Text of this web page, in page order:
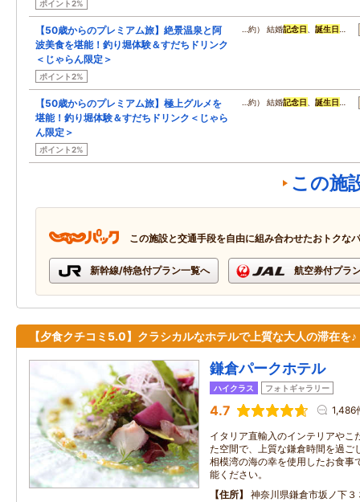
ポイント2%
【50歳からのプレミアム旅】絶景温泉と阿
波美食を堪能！釣り堀体験＆すだちドリンク
＜じゃらん限定＞
ポイント2%
…約） 結婚記念日 、誕生日 …
【50歳からのプレミアム旅】極上グルメを
堪能！釣り堀体験＆すだちドリンク＜じゃら
ん限定＞
ポイント2%
…約） 結婚記念日 、誕生日 …
この施
この施設と交通手段を自由に組み合わせたおトクな
新幹線/特急付プラン一覧へ 航空券付プラ
【夕食クチコミ5.0】クラシカルなホテルで上質な大人の滞在を♪
鎌倉パークホテル
ハイクラス フォトギャラリー
4.7 1,486
イタリア直輸入のインテリアやこ
た空間で、上質な鎌倉時間を過ご
相模湾の海の幸を使用したお食事
能ください。
住所
神奈川県鎌倉市坂ノ下